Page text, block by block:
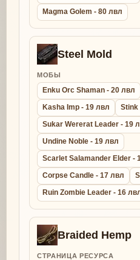
Magma Golem - 80 лвл
Steel Mold
МОБЫ
Enku Orc Shaman - 20 лвл
Kasha Imp - 19 лвл
Stink
Sukar Wererat Leader - 19
Undine Noble - 19 лвл
Scarlet Salamander Elder -
Corpse Candle - 17 лвл
Ruin Zombie Leader - 16
Braided Hemp
СТРАНИЦА РЕСУРСА